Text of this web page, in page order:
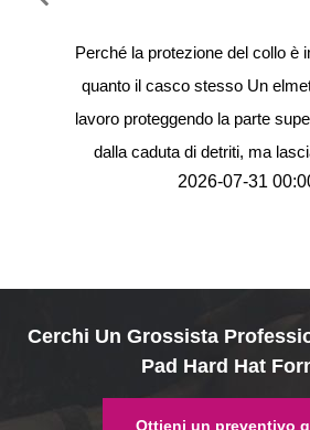
Perché la protezione del collo è
quanto il casco stesso Un
lavoro proteggendo la parte
dalla caduta di detriti, ma
2026-07-31
Cerchi Un Grossista
Pad Hard Hat
Ottieni un preventivo